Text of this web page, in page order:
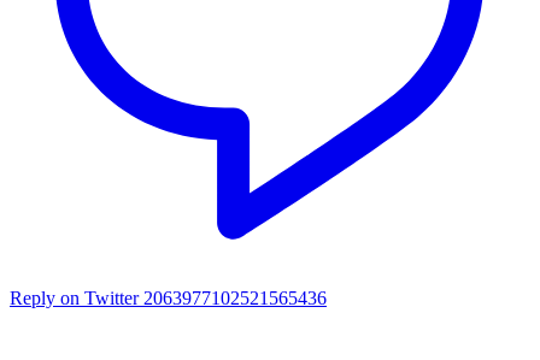
Reply on Twitter 2063977102521565436